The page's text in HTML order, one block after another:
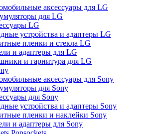
аксессуары для LG
для LG
LG
устройства и адаптеры LG
пленки и стекла LG
и адаптеры для LG
и гарнитура для LG
аксессуары для Sony
для Sony
для Sony
устройства и адаптеры Sony
пленки и наклейки Sony
и адаптеры для Sony